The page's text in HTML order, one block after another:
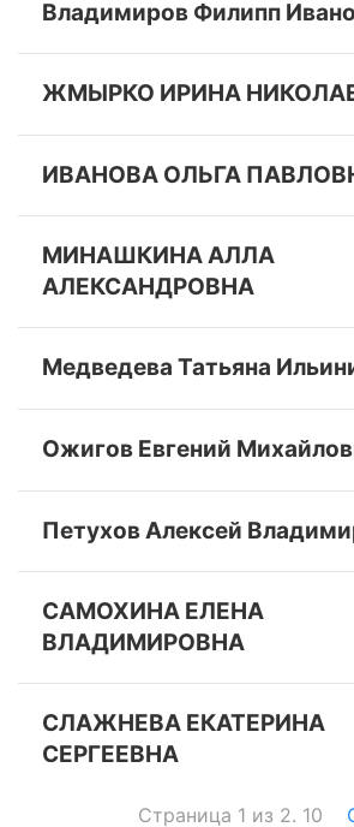
Владимиров Филипп
ЖМЫРКО ИРИНА
ИВАНОВА ОЛЬГА
МИНАШКИНА АЛЛА
АЛЕКСАНДРОВНА
Медведева Татьяна
Ожигов Евгений
Петухов Алексей
САМОХИНА ЕЛЕНА
ВЛАДИМИРОВНА
СЛАЖНЕВА ЕКАТЕРИНА
СЕРГЕЕВНА
Страница 1 из 2. 10